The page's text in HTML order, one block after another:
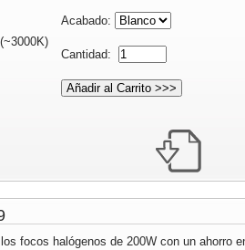
Acabado:
Cantidad:
focos halógenos de 200W con un ahorro